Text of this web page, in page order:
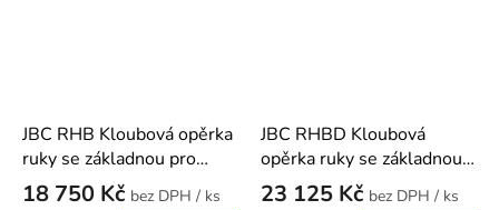
JBC RHB Kloubová opěrka
ruky se základnou pro
PHBEK
18 750 Kč
/ ks
JBC RHBD Kloubová
opěrka ruky se základnou
pro PHBEK
23 125 Kč
/ ks